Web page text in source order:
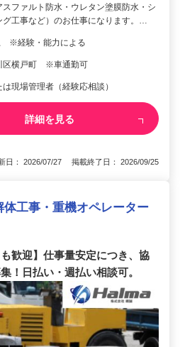
ファルト防水・ウレタン塗膜防水・シ
工事など）のお仕事になります。…
※経験・能力による
区横戸町 ※車通勤可
現場管理者（経験応相談）
詳細を見る
日： 2026/07/27 掲載終了日： 2026/09/25
工事・重機オペレーター
歓迎】仕事量安定につき、協
！日払い・週払い相談可。